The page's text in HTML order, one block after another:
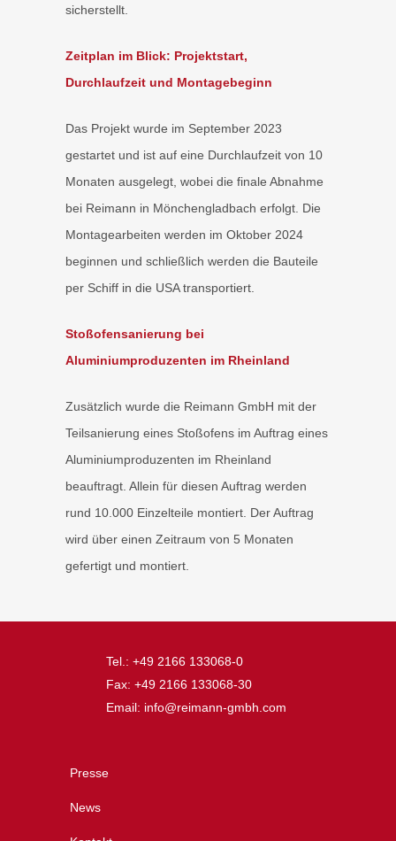
sicherstellt.
Zeitplan im Blick: Projektstart,
Durchlaufzeit und Montagebeginn
Das Projekt wurde im September 2023
gestartet und ist auf eine Durchlaufzeit von 10
Monaten ausgelegt, wobei die finale Abnahme
bei Reimann in Mönchengladbach erfolgt. Die
Montagearbeiten werden im Oktober 2024
beginnen und schließlich werden die Bauteile
per Schiff in die USA transportiert.
Stoßofensanierung bei
Aluminiumproduzenten im Rheinland
Zusätzlich wurde die Reimann GmbH mit der
Teilsanierung eines Stoßofens im Auftrag eines
Aluminiumproduzenten im Rheinland
beauftragt. Allein für diesen Auftrag werden
rund 10.000 Einzelteile montiert. Der Auftrag
wird über einen Zeitraum von 5 Monaten
gefertigt und montiert.
Tel.: +49 2166 133068-0
Fax: +49 2166 133068-30
Email: info@reimann-gmbh.com
Presse
News